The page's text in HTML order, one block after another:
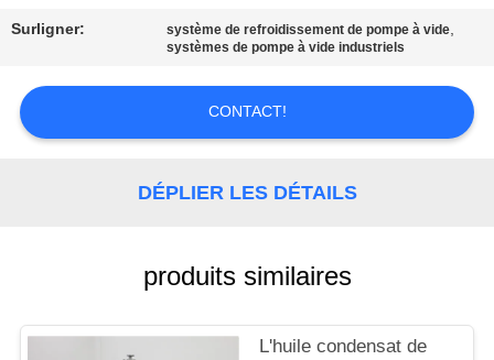
NOUS
CONTACTER
DEMANDEZ
COMPRESSOR
Surligner: système de refroidissement de pompe à vide,
systèmes de pompe à vide industriels
CONTACT!
DÉPLIER LES DÉTAILS
produits similaires
L'huile condensat de